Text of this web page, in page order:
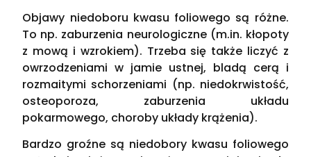
Objawy niedoboru kwasu foliowego są różne.
To np. zaburzenia neurologiczne (m.in. kłopoty
z mową i wzrokiem). Trzeba się także liczyć z
owrzodzeniami w jamie ustnej, bladą cerą i
rozmaitymi schorzeniami (np. niedokrwistość,
osteoporoza, zaburzenia układu
pokarmowego, choroby układy krążenia).
Bardzo groźne są niedobory kwasu foliowego